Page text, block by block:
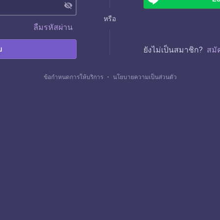
visibility_off
ลืมรหัสผ่าน
หรือ
ยังไม่เป็นสมาชิก? สมั
ข้อกำหนดการให้บริการ ・ นโยบายความเป็นส่วนตัว